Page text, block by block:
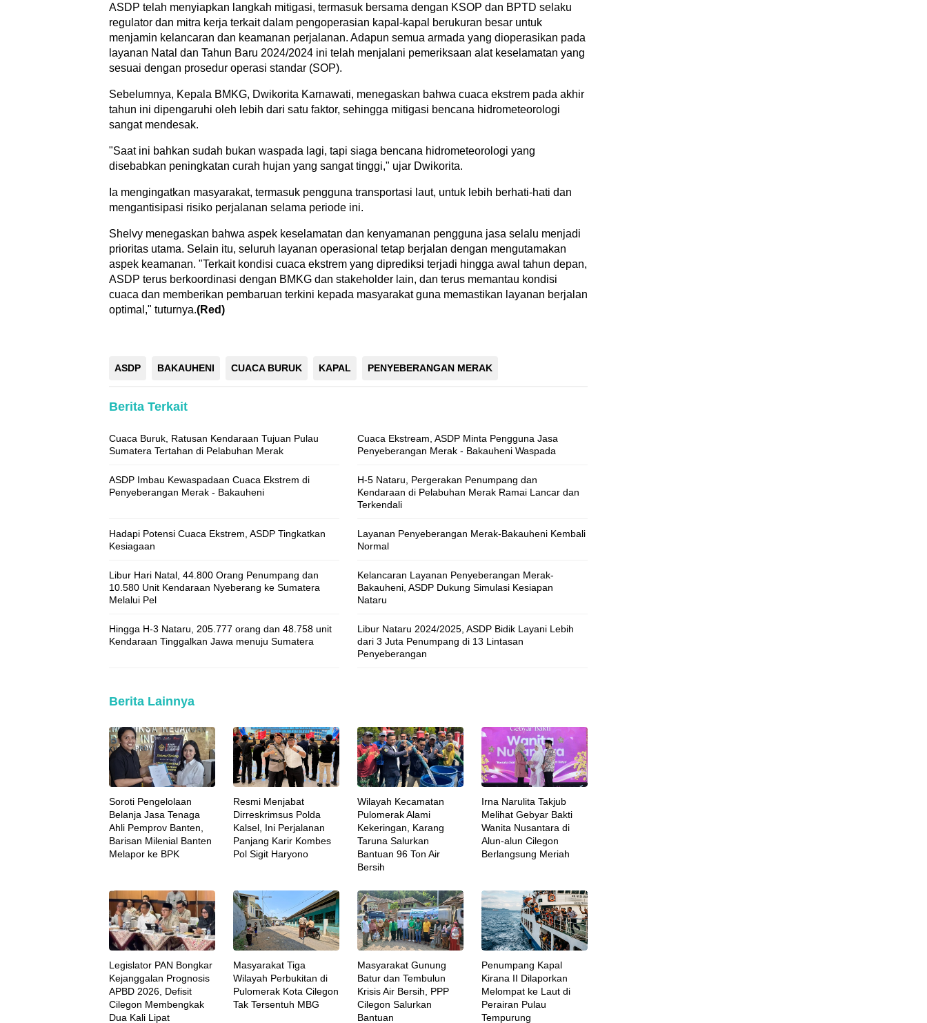
ASDP telah menyiapkan langkah mitigasi, termasuk bersama dengan KSOP dan BPTD selaku
regulator dan mitra kerja terkait dalam pengoperasian kapal-kapal berukuran besar untuk
menjamin kelancaran dan keamanan perjalanan. Adapun semua armada yang dioperasikan pada
layanan Natal dan Tahun Baru 2024/2024 ini telah menjalani pemeriksaan alat keselamatan yang
sesuai dengan prosedur operasi standar (SOP).
Sebelumnya, Kepala BMKG, Dwikorita Karnawati, menegaskan bahwa cuaca ekstrem pada akhir
tahun ini dipengaruhi oleh lebih dari satu faktor, sehingga mitigasi bencana hidrometeorologi
sangat mendesak.
"Saat ini bahkan sudah bukan waspada lagi, tapi siaga bencana hidrometeorologi yang
disebabkan peningkatan curah hujan yang sangat tinggi," ujar Dwikorita.
Ia mengingatkan masyarakat, termasuk pengguna transportasi laut, untuk lebih berhati-hati dan
mengantisipasi risiko perjalanan selama periode ini.
Shelvy menegaskan bahwa aspek keselamatan dan kenyamanan pengguna jasa selalu menjadi
prioritas utama. Selain itu, seluruh layanan operasional tetap berjalan dengan mengutamakan
aspek keamanan. "Terkait kondisi cuaca ekstrem yang diprediksi terjadi hingga awal tahun depan,
ASDP terus berkoordinasi dengan BMKG dan stakeholder lain, dan terus memantau kondisi
cuaca dan memberikan pembaruan terkini kepada masyarakat guna memastikan layanan berjalan
optimal," tuturnya.(Red)
ASDP BAKAUHENI CUACA BURUK KAPAL PENYEBERANGAN MERAK
Berita Terkait
Cuaca Buruk, Ratusan Kendaraan Tujuan Pulau
Sumatera Tertahan di Pelabuhan Merak
Cuaca Ekstream, ASDP Minta Pengguna Jasa
Penyeberangan Merak - Bakauheni Waspada
ASDP Imbau Kewaspadaan Cuaca Ekstrem di
Penyeberangan Merak - Bakauheni
H-5 Nataru, Pergerakan Penumpang dan
Kendaraan di Pelabuhan Merak Ramai Lancar dan
Terkendali
Hadapi Potensi Cuaca Ekstrem, ASDP Tingkatkan
Kesiagaan
Layanan Penyeberangan Merak-Bakauheni Kembali
Normal
Libur Hari Natal, 44.800 Orang Penumpang dan
10.580 Unit Kendaraan Nyeberang ke Sumatera
Melalui Pel
Kelancaran Layanan Penyeberangan Merak-
Bakauheni, ASDP Dukung Simulasi Kesiapan
Nataru
Hingga H-3 Nataru, 205.777 orang dan 48.758 unit
Kendaraan Tinggalkan Jawa menuju Sumatera
Libur Nataru 2024/2025, ASDP Bidik Layani Lebih
dari 3 Juta Penumpang di 13 Lintasan
Penyeberangan
Berita Lainnya
Soroti Pengelolaan
Belanja Jasa Tenaga
Ahli Pemprov Banten,
Barisan Milenial Banten
Melapor ke BPK
Resmi Menjabat
Dirreskrimsus Polda
Kalsel, Ini Perjalanan
Panjang Karir Kombes
Pol Sigit Haryono
Wilayah Kecamatan
Pulomerak Alami
Kekeringan, Karang
Taruna Salurkan
Bantuan 96 Ton Air
Bersih
Irna Narulita Takjub
Melihat Gebyar Bakti
Wanita Nusantara di
Alun-alun Cilegon
Berlangsung Meriah
Legislator PAN Bongkar
Kejanggalan Prognosis
APBD 2026, Defisit
Cilegon Membengkak
Dua Kali Lipat
Masyarakat Tiga
Wilayah Perbukitan di
Pulomerak Kota Cilegon
Tak Tersentuh MBG
Masyarakat Gunung
Batur dan Tembulun
Krisis Air Bersih, PPP
Cilegon Salurkan
Bantuan
Penumpang Kapal
Kirana II Dilaporkan
Melompat ke Laut di
Perairan Pulau
Tempurung